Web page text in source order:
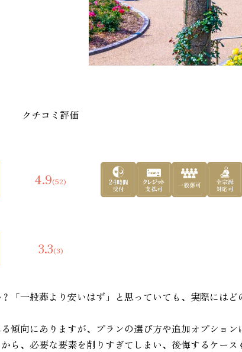
茨
クチコミ評価
4.9(52)
3.3(3)
「一般葬より安いはず」と思っていても、実際には
傾向にありますが、プランの選び方や追加オプショ
ら、必要な要素を削りすぎてしまい、後悔するケース